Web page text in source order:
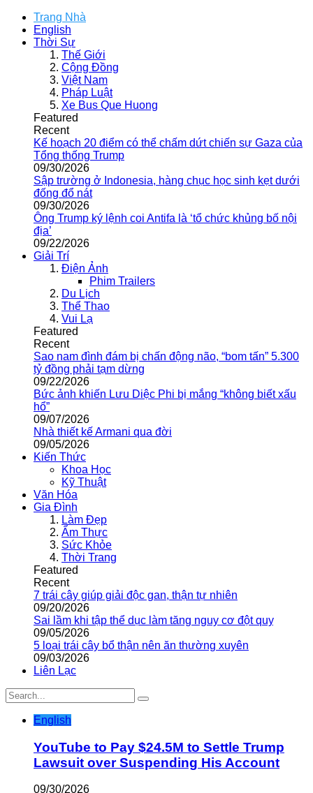
Trang Nhà
English
Thời Sự
Thế Giới
Cộng Đồng
Việt Nam
Pháp Luật
Xe Bus Que Huong
Featured
Recent
Kế hoạch 20 điểm có thể chấm dứt chiến sự Gaza của
Tổng thống Trump
09/30/2026
Sập trường ở Indonesia, hàng chục học sinh kẹt dưới
đống đổ nát
09/30/2026
Ông Trump ký lệnh coi Antifa là ‘tổ chức khủng bố nội
địa’
09/22/2026
Giải Trí
Điện Ảnh
Phim Trailers
Du Lịch
Thể Thao
Vui Lạ
Featured
Recent
Sao nam đình đám bị chấn động não, “bom tấn” 5.300
tỷ đồng phải tạm dừng
09/22/2026
Bức ảnh khiến Lưu Diệc Phi bị mắng “không biết xấu
hổ”
09/07/2026
Nhà thiết kế Armani qua đời
09/05/2026
Kiến Thức
Khoa Học
Kỹ Thuật
Văn Hóa
Gia Đình
Làm Đẹp
Ẩm Thực
Sức Khỏe
Thời Trang
Featured
Recent
7 trái cây giúp giải độc gan, thận tự nhiên
09/20/2026
Sai lầm khi tập thể dục làm tăng nguy cơ đột quỵ
09/05/2026
5 loại trái cây bổ thận nên ăn thường xuyên
09/03/2026
Liên Lạc
English
YouTube to Pay $24.5M to Settle Trump
Lawsuit over Suspending His Account
09/30/2026